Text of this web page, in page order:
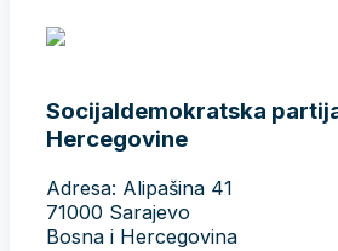
Socijaldemokratska
Hercegovine
Adresa: Alipašina 41
71000 Sarajevo
Bosna i Hercegovina